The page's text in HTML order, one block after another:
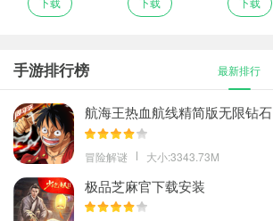
手游排行榜 最新排行
航海王热血航线精简版无限钻石
冒险解谜 大小:3343.73M
极品芝麻官下载安装